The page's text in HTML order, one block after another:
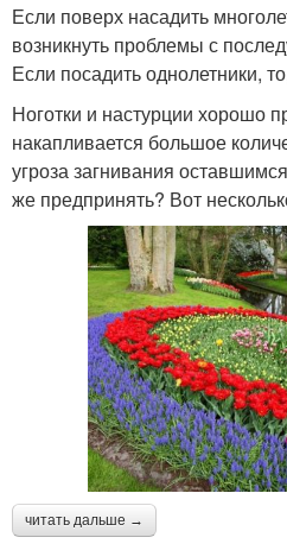
Если поверх насадить
возникнуть проблемы с
Если посадить однолетники,
Ноготки и настурции хорошо
накапливается большое
угроза загнивания
же предпринять? Вот
читать дальше →